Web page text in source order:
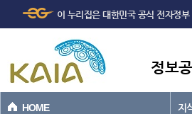
본문바로가기
이 누리집은 대한민국 공식 전자정
정보
HOME 지